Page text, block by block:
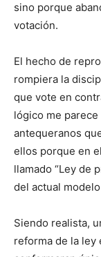
sino porque
votación.
El hecho de
rompiera la
que vote en
lógico me parece
antequeranos
ellos porque en
llamado “Ley de
del actual
Siendo realista,
reforma de la ley